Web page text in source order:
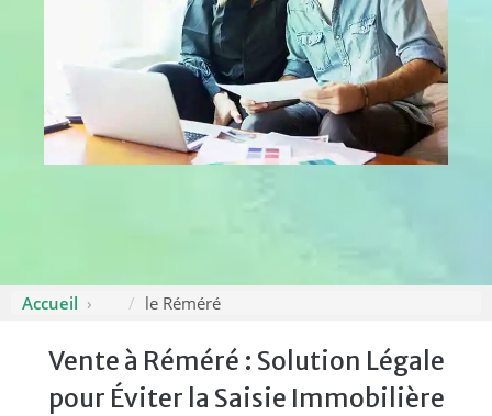
Accueil le Réméré
Vente à Réméré : Solution Légale
pour Éviter la Saisie Immobilière